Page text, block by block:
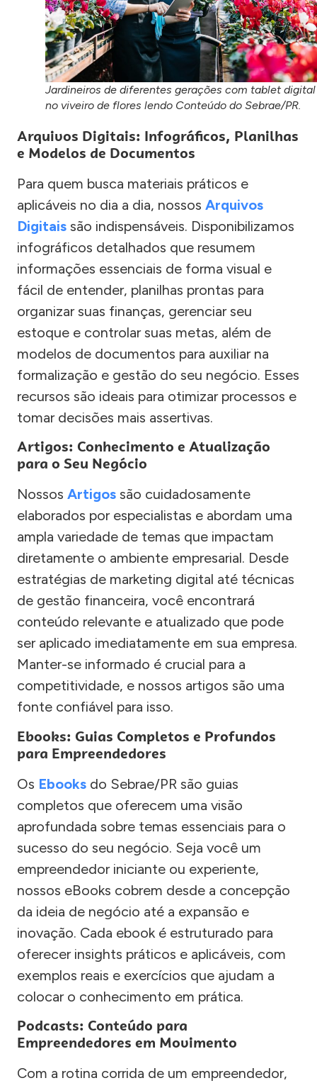
Jardineiros de diferentes gerações com tablet digital
no viveiro de flores lendo Conteúdo do Sebrae/PR.
Arquivos Digitais: Infográficos, Planilhas
e Modelos de Documentos
Para quem busca materiais práticos e
aplicáveis no dia a dia, nossos Arquivos
Digitais são indispensáveis. Disponibilizamos
infográficos detalhados que resumem
informações essenciais de forma visual e
fácil de entender, planilhas prontas para
organizar suas finanças, gerenciar seu
estoque e controlar suas metas, além de
modelos de documentos para auxiliar na
formalização e gestão do seu negócio. Esses
recursos são ideais para otimizar processos e
tomar decisões mais assertivas.
Artigos: Conhecimento e Atualização
para o Seu Negócio
Nossos Artigos são cuidadosamente
elaborados por especialistas e abordam uma
ampla variedade de temas que impactam
diretamente o ambiente empresarial. Desde
estratégias de marketing digital até técnicas
de gestão financeira, você encontrará
conteúdo relevante e atualizado que pode
ser aplicado imediatamente em sua empresa.
Manter-se informado é crucial para a
competitividade, e nossos artigos são uma
fonte confiável para isso.
Ebooks: Guias Completos e Profundos
para Empreendedores
Os Ebooks do Sebrae/PR são guias
completos que oferecem uma visão
aprofundada sobre temas essenciais para o
sucesso do seu negócio. Seja você um
empreendedor iniciante ou experiente,
nossos eBooks cobrem desde a concepção
da ideia de negócio até a expansão e
inovação. Cada ebook é estruturado para
oferecer insights práticos e aplicáveis, com
exemplos reais e exercícios que ajudam a
colocar o conhecimento em prática.
Podcasts: Conteúdo para
Empreendedores em Movimento
Com a rotina corrida de um empreendedor,